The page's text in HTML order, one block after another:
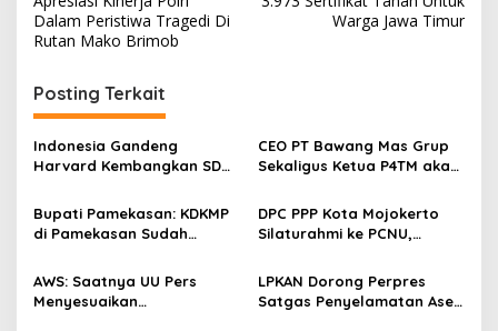
v
g
a
s
p
o
s
Dalam Peristiwa Tragedi Di
Rutan Mako Brimob
Warga Jawa Timur
Posting Terkait
Indonesia Gandeng
Harvard Kembangkan SDM
Dunia
CEO PT Bawang Mas Grup
Sekaligus Ketua P4TM akan
Tembakau di Madura
Bupati Pamekasan: KDKMP
di Pamekasan Sudah
Selesai Akhir Juli 2026
DPC PPP Kota Mojokerto
Silaturahmi ke PCNU,
Masyarakat
AWS: Saatnya UU Pers
Menyesuaikan
LPKAN Dorong Perpres
Satgas Penyelamatan Aset